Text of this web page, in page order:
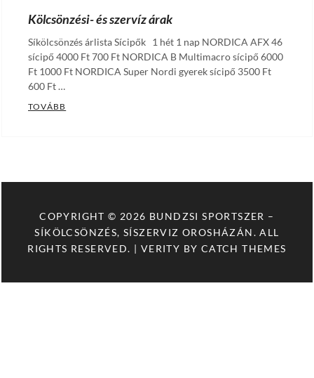
Kölcsönzési- és szervíz árak
Síkölcsönzés árlista Sícipők 1 hét 1 nap NORDICA AFX 46
sícipő 4000 Ft 700 Ft NORDICA B Multimacro sícipő 6000
Ft 1000 Ft NORDICA Super Nordi gyerek sícipő 3500 Ft
600 Ft …
TOVÁBB
COPYRIGHT © 2026 BUNDZSI SPORTSZER –
SÍKÖLCSÖNZÉS, SÍSZERVIZ OROSHÁZÁN. ALL
RIGHTS RESERVED. | VERITY BY CATCH THEMES